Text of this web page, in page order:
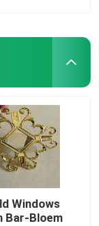
Windows
Bar-Bloem